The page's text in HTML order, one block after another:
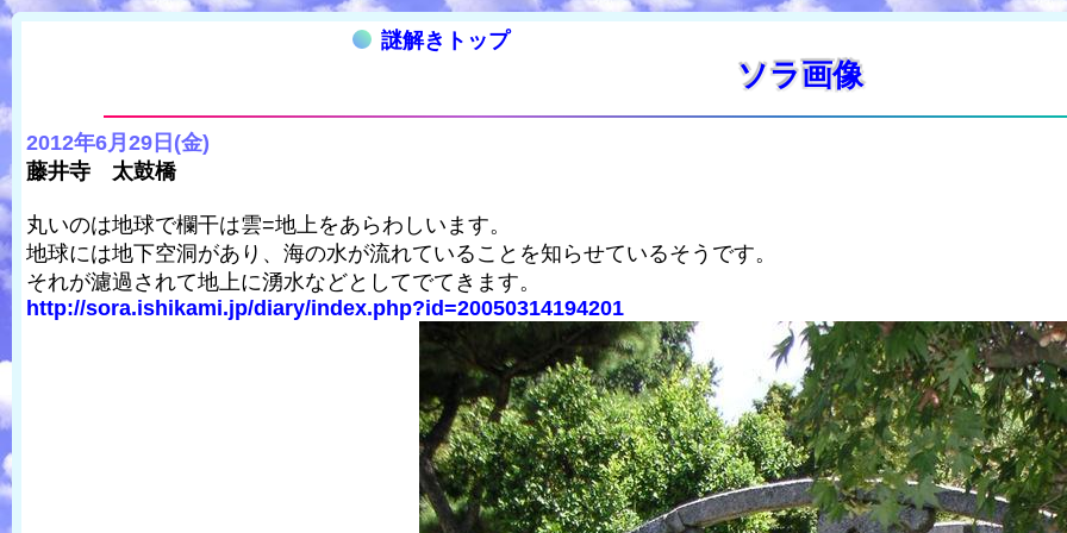
謎解きトップ
ソラ画像
2012年6月29日(金)
藤井寺 太鼓橋
丸いのは地球で欄干は雲=地上をあらわしいます。
地球には地下空洞があり、海の水が流れていることを知らせているそうです。
それが濾過されて地上に湧水などとしてでてきます。
http://sora.ishikami.jp/diary/index.php?id=20050314194201